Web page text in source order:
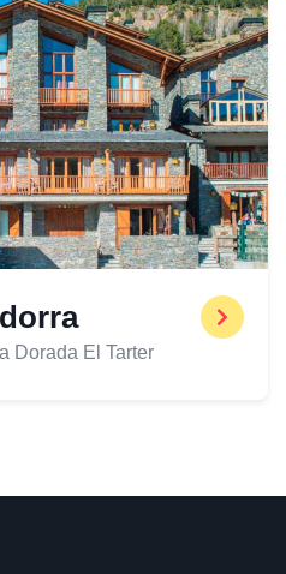
Dorada El Tarter